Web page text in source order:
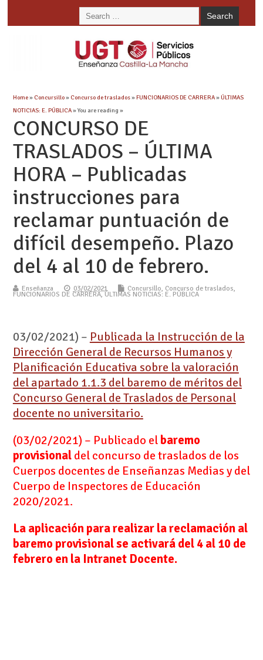
Home» Concursillo» Concurso de traslados»FUNCIONARIOS DE CARRERA»ÚLTIMAS
NOTICIAS: E. PÚBLICA» You are reading »
CONCURSO DE
TRASLADOS – ÚLTIMA
HORA – Publicadas
instrucciones para
reclamar puntuación de
difícil desempeño. Plazo
del 4 al 10 de febrero.
Enseñanza 03/02/2021 Concursillo, Concurso de traslados,
FUNCIONARIOS DE CARRERA,ÚLTIMAS NOTICIAS: E. PÚBLICA
03/02/2021) – Publicada la Instrucción de la
Dirección General de Recursos Humanos y
Planificación Educativa sobre la valoración
del apartado 1.1.3 del baremo de méritos del
Concurso General de Traslados de Personal
docente no universitario.
(03/02/2021) – Publicado el baremo
provisionaldel concurso de traslados de los
Cuerpos docentes de Enseñanzas Medias y del
Cuerpo de Inspectores de Educación
2020/2021.
La aplicación para realizar la reclamación al
baremo provisional se activará del 4 al 10 de
febrero en la Intranet Docente.